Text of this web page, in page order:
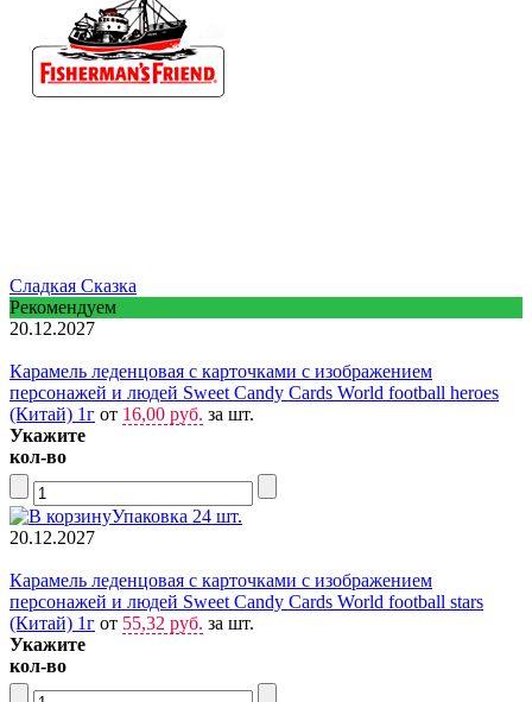
Сладкая Сказка
Рекомендуем
20.12.2027
Карамель леденцовая с карточками с изображением
персонажей и людей Sweet Candy Cards World football heroes
(Китай) 1г от 16,00 руб. за шт.
Укажите
кол-во
Упаковка 24 шт.
20.12.2027
Карамель леденцовая с карточками с изображением
персонажей и людей Sweet Candy Cards World football stars
(Китай) 1г от 55,32 руб. за шт.
Укажите
кол-во